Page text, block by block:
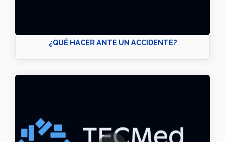
¿QUÉ HACER ANTE UN ACCIDENTE?